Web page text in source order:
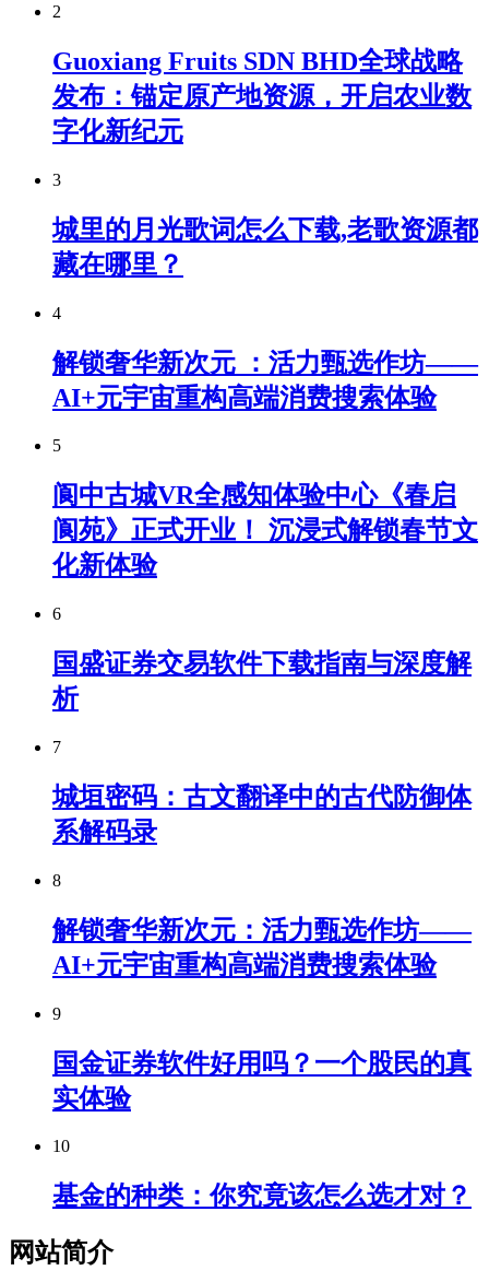
2
Guoxiang Fruits SDN BHD全球战略
发布：锚定原产地资源，开启农业数
字化新纪元
3
城里的月光歌词怎么下载,老歌资源都
藏在哪里？
4
解锁奢华新次元 ：活力甄选作坊——
AI+元宇宙重构高端消费搜索体验
5
阆中古城VR全感知体验中心《春启
阆苑》正式开业！ 沉浸式解锁春节文
化新体验
6
国盛证券交易软件下载指南与深度解
析
7
城垣密码：古文翻译中的古代防御体
系解码录
8
解锁奢华新次元：活力甄选作坊——
AI+元宇宙重构高端消费搜索体验
9
国金证券软件好用吗？一个股民的真
实体验
10
基金的种类：你究竟该怎么选才对？
网站简介